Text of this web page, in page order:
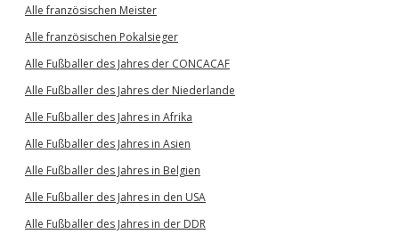
Alle französischen Meister
Alle französischen Pokalsieger
Alle Fußballer des Jahres der CONCACAF
Alle Fußballer des Jahres der Niederlande
Alle Fußballer des Jahres in Afrika
Alle Fußballer des Jahres in Asien
Alle Fußballer des Jahres in Belgien
Alle Fußballer des Jahres in den USA
Alle Fußballer des Jahres in der DDR